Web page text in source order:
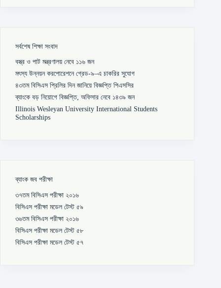
সর্বশেষ শিক্ষা সংবাদ
বস্ত্র ও পাট মন্ত্রণালয় নেবে ১১৬ জন
মৎস্য উন্নয়ন করপোরেশনে গ্রেড-৯–এ চাকরির সুযোগ
৪৩তম বিসিএস প্রিলির দিন জানিয়ে বিজ্ঞপ্তি পিএসসির
ব্যাংকে বড় নিয়োগে বিজ্ঞপ্তি, অফিসার নেবে ১৪৩৯ জন
Illinois Wesleyan University International Students
Scholarships
ব্যাংক জব পরীক্ষা
৩৭তম বিসিএস পরীক্ষা ২০১৬
বিসিএস পরীক্ষা মডেল টেস্ট ৫৯
৩৬তম বিসিএস পরীক্ষা ২০১৬
বিসিএস পরীক্ষা মডেল টেস্ট ৫৮
বিসিএস পরীক্ষা মডেল টেস্ট ৫৭